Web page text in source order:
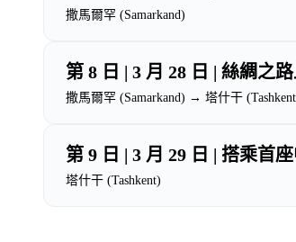
撒馬爾罕 (Samarkand)
第 8 日 | 3 月 28 日 | 絲綢之
撒馬爾罕 (Samarkand) → 塔什干
第 9 日 | 3 月 29 日 | 搭乘首
塔什干 (Tashkent)